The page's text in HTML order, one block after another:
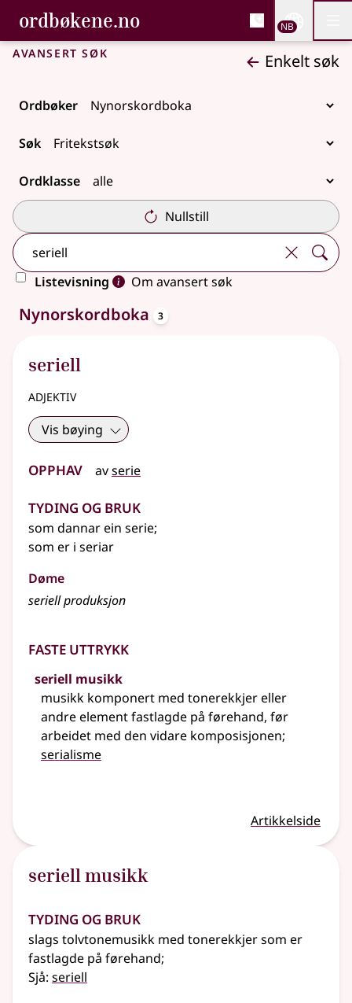
Gå til hovedinnhold
Tilgjengelighet
ordbøkene.no, Bokmålsordboka og
Bokmålsordboka og Nynorskordboka
NB
Avansert søk Enkelt søk
Ordbøker
Søk
Ordklasse
Nullstill
Listevisning
Om avansert søk
3 treff
Nynorskordboka 3
seriell
adjektiv
Vis bøying
Opphav avserie
Tyding og bruk
som dannar ein serie;
som er i seriar
Døme
seriell produksjon
Faste uttrykk
seriell musikk
musikk komponert med tonerekkjer eller
andre element fastlagde på førehand, før
arbeidet med den vidare komposisjonen;
serialisme
Artikkelside
seriell musikk
Tyding og bruk
slags tolvtonemusikk med tonerekkjer som er
fastlagde på førehand;
Sjå: seriell